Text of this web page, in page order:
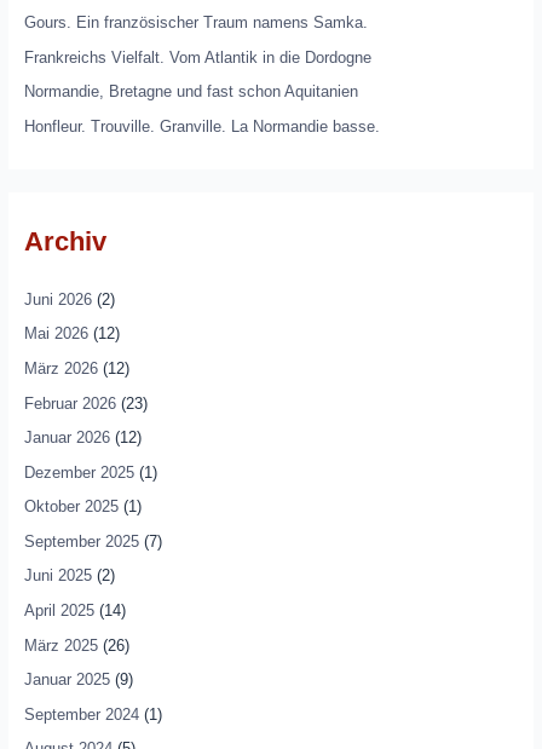
Gours. Ein französischer Traum namens Samka.
Frankreichs Vielfalt. Vom Atlantik in die Dordogne
Normandie, Bretagne und fast schon Aquitanien
Honfleur. Trouville. Granville. La Normandie basse.
Archiv
Juni 2026(2)
Mai 2026(12)
März 2026(12)
Februar 2026(23)
Januar 2026(12)
Dezember 2025(1)
Oktober 2025(1)
September 2025(7)
Juni 2025(2)
April 2025(14)
März 2025(26)
Januar 2025(9)
September 2024(1)